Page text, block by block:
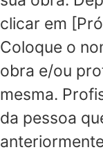
clicar em
Coloque o
obra e/ou
mesma.
da pessoa